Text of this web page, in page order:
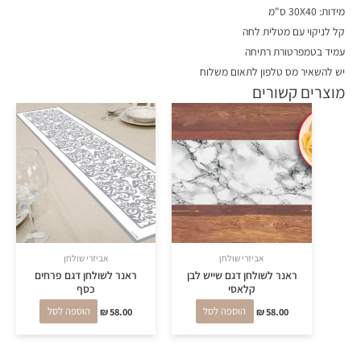
מידות: 30X40 ס"מ
קל לניקוי עם מטלית לחה
עמיד בטמפרטורת רתיחה
יש להשאיר מס טלפון לתאום משלוח
מוצרים קשורים
אביזרי שולחן
ראנר לשולחן דגם שייש לבן
קלאסי
₪58.00 הוספה לסל
אביזרי שולחן
ראנר לשולחן דגם פרחים
כסף
₪58.00 הוספה לסל